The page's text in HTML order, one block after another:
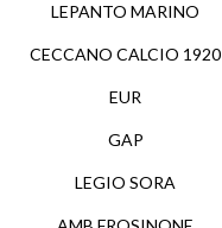
LEPANTO MARINO
CECCANO CALCIO 1920
EUR
GAP
LEGIO SORA